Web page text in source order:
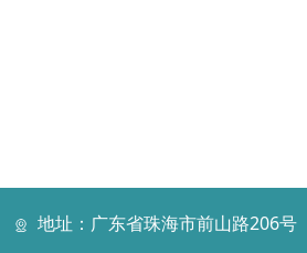
地址：广东省珠海市前山路206号